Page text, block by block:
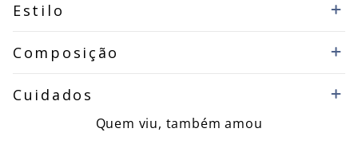
Estilo
Composição
Cuidados
Quem viu, também amou